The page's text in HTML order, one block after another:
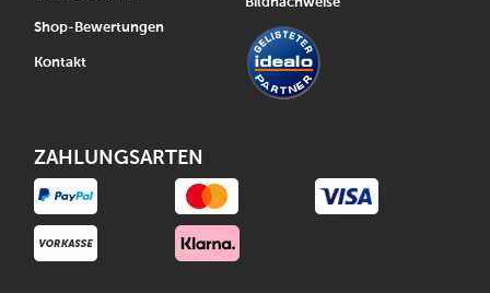
Shop-Bewertungen
Kontakt
ZAHLUNGSARTEN